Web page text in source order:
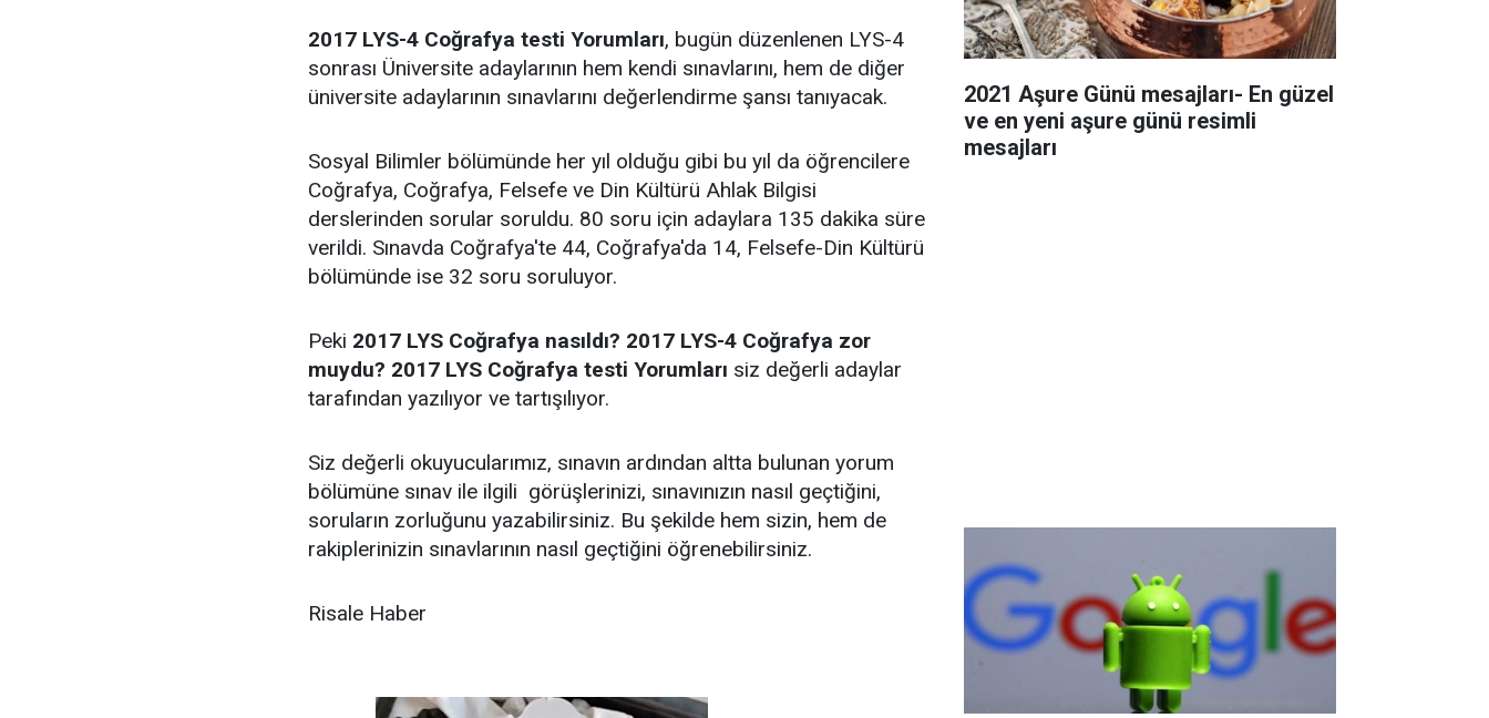
2017 LYS-4 Coğrafya testi Yorumları, bugün düzenlenen LYS-4
sonrası Üniversite adaylarının hem kendi sınavlarını, hem de diğer
üniversite adaylarının sınavlarını değerlendirme şansı tanıyacak.
Sosyal Bilimler bölümünde her yıl olduğu gibi bu yıl da öğrencilere
Coğrafya, Coğrafya, Felsefe ve Din Kültürü Ahlak Bilgisi
derslerinden sorular soruldu. 80 soru için adaylara 135 dakika süre
verildi. Sınavda Coğrafya'te 44, Coğrafya'da 14, Felsefe-Din Kültürü
bölümünde ise 32 soru soruluyor.
Peki 2017 LYS Coğrafya nasıldı? 2017 LYS-4 Coğrafya zor
muydu? 2017 LYS Coğrafya testi Yorumları siz değerli adaylar
tarafından yazılıyor ve tartışılıyor.
Siz değerli okuyucularımız, sınavın ardından altta bulunan yorum
bölümüne sınav ile ilgili görüşlerinizi, sınavınızın nasıl geçtiğini,
soruların zorluğunu yazabilirsiniz. Bu şekilde hem sizin, hem de
rakiplerinizin sınavlarının nasıl geçtiğini öğrenebilirsiniz.
Risale Haber
2021 Aşure Günü mesajları- En güzel
ve en yeni aşure günü resimli
mesajları